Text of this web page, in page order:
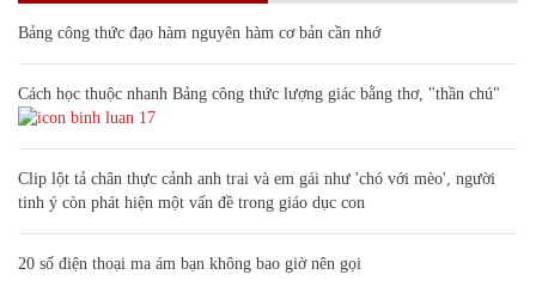
Bảng công thức đạo hàm nguyên hàm cơ bản cần nhớ
Cách học thuộc nhanh Bảng công thức lượng giác bằng thơ, "thần chú"
17
Clip lột tả chân thực cảnh anh trai và em gái như 'chó với mèo', người
tinh ý còn phát hiện một vấn đề trong giáo dục con
20 số điện thoại ma ám bạn không bao giờ nên gọi